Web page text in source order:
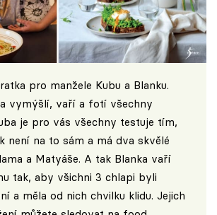
pro manžele Kubu a Blanku.
vymýšlí, vaří a fotí všechny
je pro vás všechny testuje tím,
není na to sám a má dva skvělé
a Matyáše. A tak Blanka vaří
tak, aby všichni 3 chlapi byli
a měla od nich chvilku klidu. Jejich